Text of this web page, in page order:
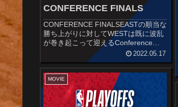
CONFERENCE FINALS
CONFERENCE FINALSEASTの順当な
勝ち上がりに対してWESTは既に波乱
が巻き起こって迎えるConference
Finals。楽しみですね〜EASTERN
ConferenceMIA vs BOS圧倒的GAME
運びで危なげな...
2022.05.17
MOVIE